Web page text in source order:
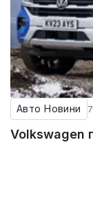
Авто Новини
Volkswagen